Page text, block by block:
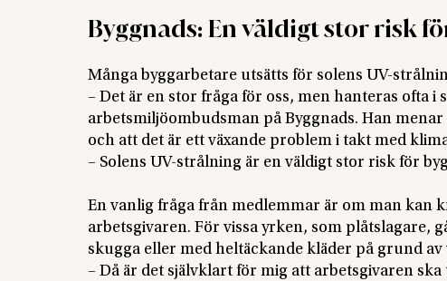
Byggnads: En väldigt stor risk
Många byggarbetare utsätts för solens UV-
– Det är en stor fråga för oss, men hanteras ofta i
arbetsmiljöombudsman på Byggnads. Han
och att det är ett växande problem i takt med
– Solens UV-strålning är en väldigt stor risk för
En vanlig fråga från medlemmar är om man kan
arbetsgivaren. För vissa yrken, som plåtslagare,
skugga eller med heltäckande kläder på grund av
– Då är det självklart för mig att arbetsgivaren